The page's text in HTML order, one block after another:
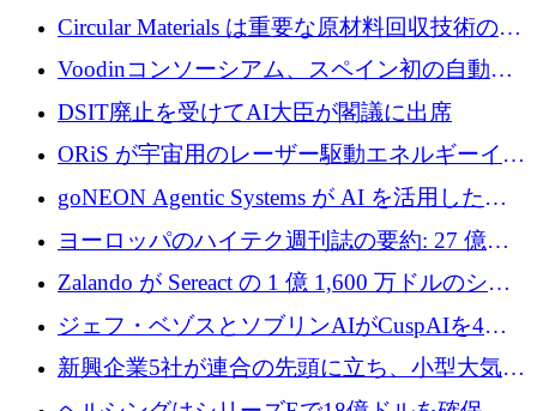
がシリーズ A 1 億 5,200 万ドルで評価額 13 億
5,000 万ドルに到達
Circular Materials は重要な原材料回収技術の拡
張に 1,180 万ユーロを確保
Voodinコンソーシアム、スペイン初の自動木
製ブレード工場の建設にEU補助金4,800万ユ
ーロを確保
DSIT廃止を受けてAI大臣が閣議に出席
ORiS が宇宙用のレーザー駆動エネルギーイン
フラの構築に 500 万ユーロを調達
goNEON Agentic Systems が AI を活用したイ
ンフラ計画を加速するために 16 万ユーロを確
ヨーロッパのハイテク週刊誌の要約: 27 億ユ
ーロを超える 60 以上のハイテク資金調達取引
Zalando が Sereact の 1 億 1,600 万ドルのシリ
ーズ B に参加し、AI を活用した倉庫自動化を
ジェフ・ベゾスとソブリンAIがCuspAIを4億
5,000万ドルの資金調達で支援
新興企業5社が連合の先頭に立ち、小型大気質
センサーをEUのクリーンエア政策の中心に据